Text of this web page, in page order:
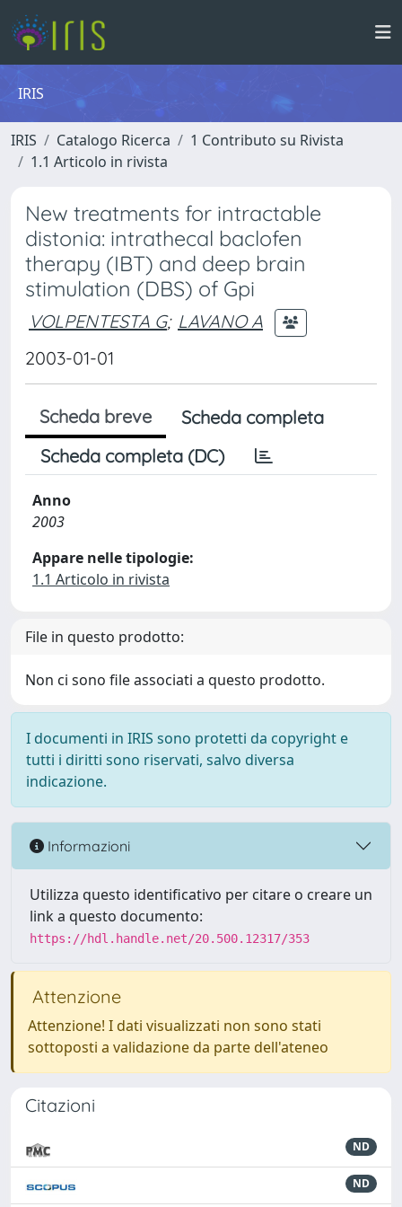
IRIS
IRIS Catalogo Ricerca
1 Contributo su Rivista
1.1 Articolo in rivista
New treatments for intractable
distonia: intrathecal baclofen
therapy (IBT) and deep brain
stimulation (DBS) of Gpi
VOLPENTESTA G; LAVANO A
2003-01-01
Scheda breve
Scheda completa
Scheda completa (DC)
Anno
2003
Appare nelle tipologie:
1.1 Articolo in rivista
File in questo prodotto:
Non ci sono file associati a questo prodotto.
I documenti in IRIS sono protetti da copyright e
tutti i diritti sono riservati, salvo diversa
indicazione.
Informazioni
Utilizza questo identificativo per citare o creare un
link a questo documento:
https://hdl.handle.net/20.500.12317/353
Attenzione
Attenzione! I dati visualizzati non sono stati
sottoposti a validazione da parte dell'ateneo
Citazioni
ND
ND